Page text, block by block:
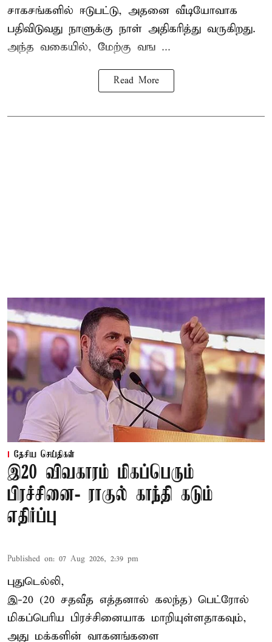
சாகசங்களில் ஈடுபட்டு, அதனை வீடியோவாக
பதிவிடுவது நாளுக்கு நாள் அதிகரித்து வருகிறது.
அந்த வகையில், மேற்கு வங ...
Read More
தேசிய செய்திகள்
இ20 விவகாரம் மிகப்பெரும்
பிரச்சினை- ராகுல் காந்தி கடும்
எதிர்ப்பு
Published on: 07 Aug 2026, 2:39 pm
புதுடெல்லி,
இ-20 (20 சதவீத எத்தனால் கலந்த) பெட்ரோல்
மிகப்பெரிய பிரச்சினையாக மாறியுள்ளதாகவும்,
அது மக்களின் வாகனங்களை